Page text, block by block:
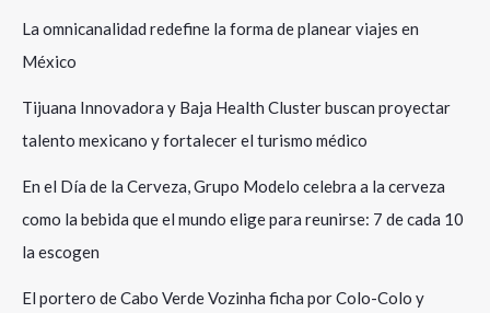
La omnicanalidad redefine la forma de planear viajes en
México
Tijuana Innovadora y Baja Health Cluster buscan proyectar
talento mexicano y fortalecer el turismo médico
En el Día de la Cerveza, Grupo Modelo celebra a la cerveza
como la bebida que el mundo elige para reunirse: 7 de cada 10
la escogen
El portero de Cabo Verde Vozinha ficha por Colo-Colo y